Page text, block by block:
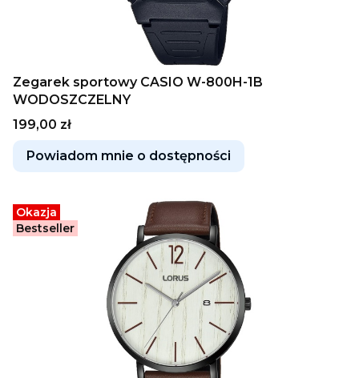
Zegarek sportowy CASIO W-800H-1B
WODOSZCZELNY
Cena
199,00 zł
Powiadom mnie o dostępności
Okazja
Bestseller